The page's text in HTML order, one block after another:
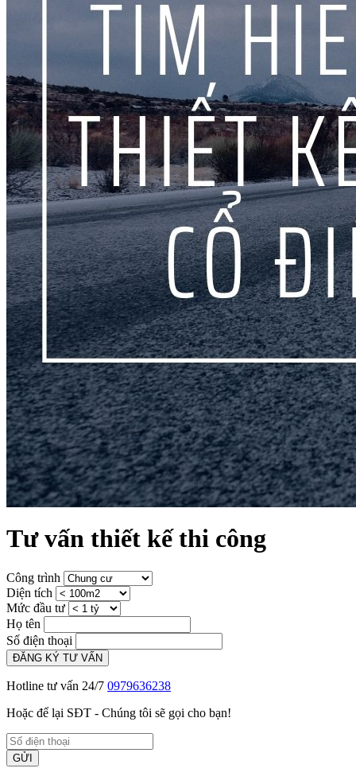
Tư vấn thiết kế thi công
Công trình
Diện tích
Mức đầu tư
Họ tên
Số điện thoại
ĐĂNG KÝ TƯ VẤN
Hotline tư vấn 24/7 0979636238
Hoặc để lại SĐT - Chúng tôi sẽ gọi cho bạn!
GỬI